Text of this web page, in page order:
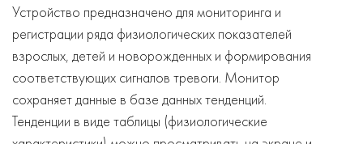
Устройство предназначено для мониторинга и
регистрации ряда физиологических показателей
взрослых, детей и новорожденных и формирования
соответствующих сигналов тревоги. Монитор
сохраняет данные в базе данных тенденций.
Тенденции в виде таблицы (физиологические